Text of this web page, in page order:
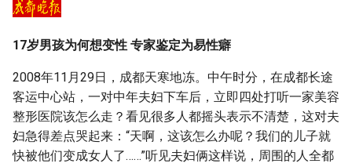
g
s
e
a
r
c
17岁男孩为何想变性 专家鉴定为易性癖
2008年11月29日，成都天寒地冻。中午时分，在成都长途
客运中心站，一对中年夫妇下车后，立即四处打听一家美容
整形医院该怎么走？看见很多人都摇头表示不清楚，这对夫
妇急得差点哭起来：“天啊，这该怎么办呢？我们的儿子就
快被他们变成女人了……”听见夫妇俩这样说，周围的人全都